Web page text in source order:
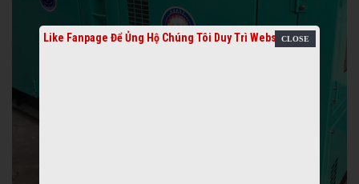
Like Fanpage Để Ủng Hộ Chúng Tôi Duy Trì Website